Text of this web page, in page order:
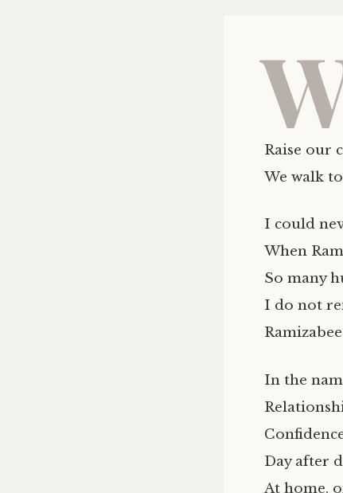
Raise our
We walk
I could
When
So many
I do not
In the
Day after
At home,